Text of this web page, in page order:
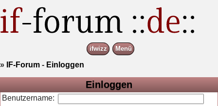
ifwizz Menü
» IF-Forum - Einloggen
Einloggen
Benutzername: